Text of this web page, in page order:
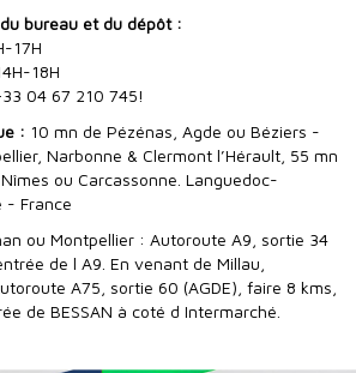
bureau et du dépôt :
17H
18H
04 67 210 745!
: 10 mn de Pézénas, Agde ou Béziers -
Narbonne & Clermont l’Hérault, 55 mn
ou Carcassonne. Languedoc-
- France
ou Montpellier : Autoroute A9, sortie 34
de l A9. En venant de Millau,
A75, sortie 60 (AGDE), faire 8 kms,
de BESSAN à coté d Intermarché.